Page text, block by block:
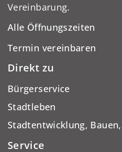
Vereinbarung.
Alle Öffnungszeiten
Termin vereinbaren
Direkt zu
Bürgerservice
Stadtleben
Stadtentwicklung,
Service